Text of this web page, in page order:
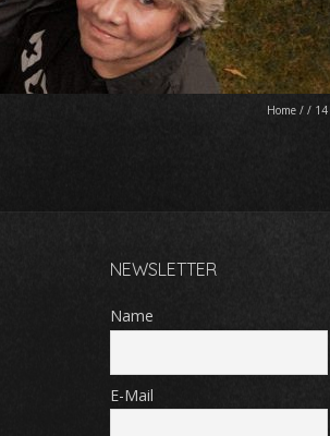
Home / / 14
NEWSLETTER
Name
E-Mail